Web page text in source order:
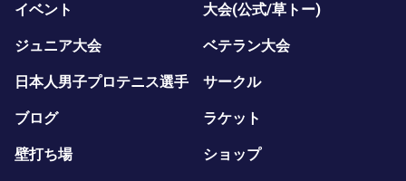
イベント 大会(公式/草トー)
ジュニア大会 ベテラン大会
日本人男子プロテニス選手 サークル
ブログ ラケット
壁打ち場 ショップ